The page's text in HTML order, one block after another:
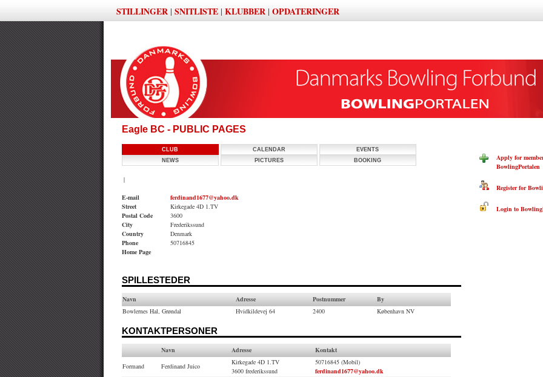
STILLINGER | SNITLISTE | KLUBBER | OPDATERINGER
Eagle BC - PUBLIC PAGES
CLUB CALENDAR
EVENTS
NEWS
PICTURES BOOKING
|
E-mail
ferdinand1677@yahoo.dk
Street
Kirkegade 4D 1.TV
Postal Code
3600
City
Frederikssund
Country
Denmark
Phone
50716845
Home Page
SPILLESTEDER
Navn Adresse Postnummer
By
Bowlernes Hal, Grøndal
Hvidkildevej 64 2400 København NV
KONTAKTPERSONER
Navn Adresse
Kontakt
Formand
Ferdinand Juico
Kirkegade 4D 1.TV
3600 frederikssund
50716845 (Mobil)
ferdinand1677@yahoo.dk
Apply for
BowlingPortalen
Register for
Login to